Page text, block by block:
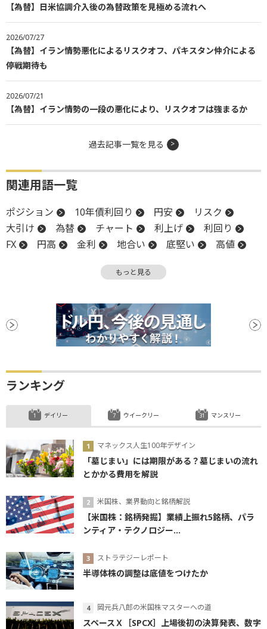
【為替】日米協調介入後の為替政策を見極める流れへ
2026/07/27
【為替】イラン情勢悪化によるリスクオフ、パキスタン仲介による
停戦期待も
2026/07/21
【為替】イラン情勢の一段の悪化により、リスクオフは強まるか
過去記事一覧を見る
関連用語一覧
ポジション 10年債利回り 円安
リスク
大引け
為替 チャート 利上げ
利回り
FX
円高 金利 地合い 底堅い
高値
引け
リスクオン
金融政策決定会合 材料
週足
調整 日銀
米国雇用統計
もっと見る
ランキング
デイリー
マネックス人生100年デザイン
「墓じまい」には期限がある？墓じまいの流れ
とかかる費用を解説
米国株、業界動向と銘柄解説
【米国株：銘柄発掘】業績上振れ5銘柄、パラ
ンティア・テクノロジー...
ストラテジーレポート
半導体株の調整は底値をつけたか
岡元兵八郎の米国株マスターへの道
スペースＸ［SPCX］上場後初の決算発表、数字
ウイークリー マンスリー